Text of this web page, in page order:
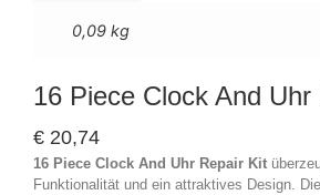
0,09 kg
16 Piece Clock And Uhr
€ 20,74
16 Piece Clock And Uhr Repair Kit
Funktionalität und ein attraktives Design.